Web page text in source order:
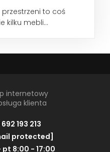
to coś
kilku mebli...
internetowy
klienta
193 213
protected]
pt 8:00 - 17:00